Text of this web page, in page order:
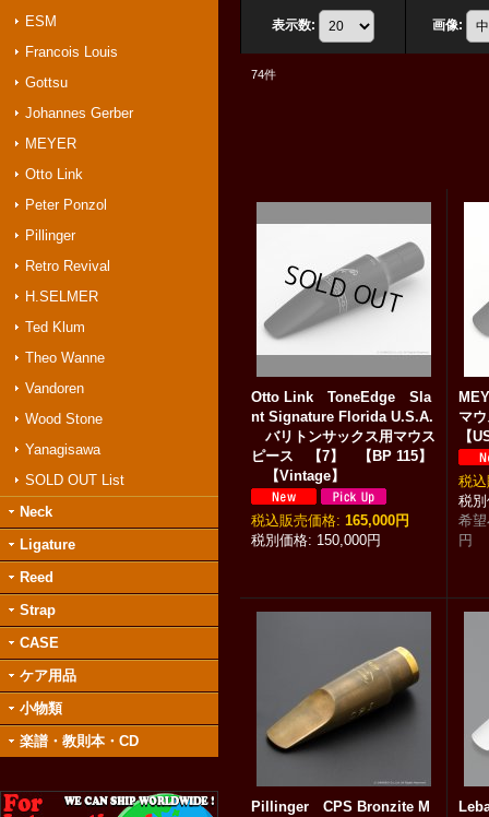
ESM
Francois Louis
Gottsu
Johannes Gerber
MEYER
Otto Link
Peter Ponzol
Pillinger
Retro Revival
H.SELMER
Ted Klum
Theo Wanne
Vandoren
Wood Stone
Yanagisawa
SOLD OUT List
Neck
Ligature
Reed
Strap
CASE
ケア用品
小物類
楽譜・教則本・CD
表示数: 画像:
74件
Otto Link ToneEdge Sla
nt Signature Florida U.S.A.
バリトンサックス用マウス
ピース 【7】 【BP 115】
【Vintage】
150,000円
税込 : 165,000円
マ
【
税込
希
円
Pillinger CPS Bronzite M